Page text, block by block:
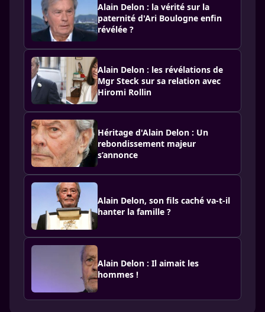
Alain Delon : la vérité sur la
paternité d'Ari Boulogne enfin
révélée ?
Alain Delon : les révélations de
Mgr Steck sur sa relation avec
Hiromi Rollin
Héritage d'Alain Delon : Un
rebondissement majeur
s’annonce
Alain Delon, son fils caché va-t-il
hanter la famille ?
Alain Delon : Il aimait les
hommes !